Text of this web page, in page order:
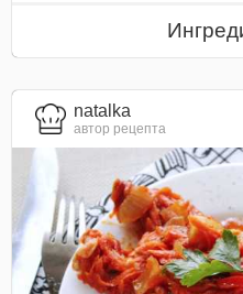
natalka
автор рецепта